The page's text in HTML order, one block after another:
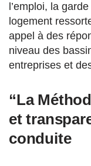
l’emploi, la
logement
appel à des
niveau des
entreprises et
“La
et
conduite